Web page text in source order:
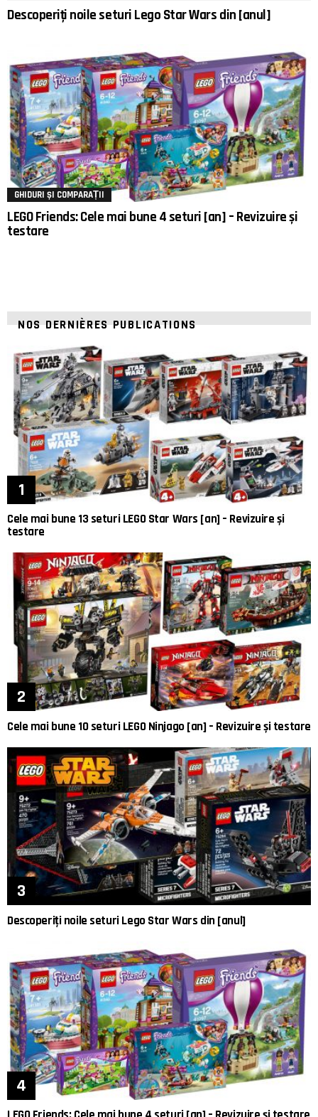
Descoperiți noile seturi Lego Star Wars din [anul]
GHIDURI ȘI COMPARAȚII
LEGO Friends: Cele mai bune 4 seturi [an] – Revizuire și
testare
NOS DERNIÈRES PUBLICATIONS
Cele mai bune 13 seturi LEGO Star Wars [an] – Revizuire și
testare
Cele mai bune 10 seturi LEGO Ninjago [an] – Revizuire și testare
Descoperiți noile seturi Lego Star Wars din [anul]